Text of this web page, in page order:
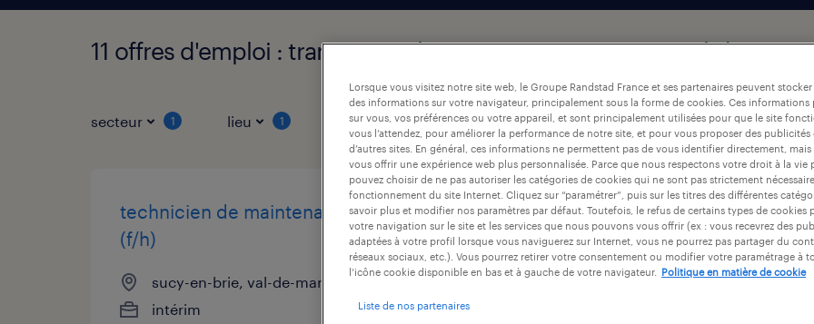
11 offres d'emploi : transport et logistique, Sucy-en-Brie, Val-de-
secteur 1 lieu 1 type de contrat durée du contrat niveau d'expérience
technicien de maintenance
(f/h)
sucy-en-brie, val-de-marne
intérim
agent de maintenance (f/h)
sucy-en-brie, val-de-marne
intérim
Lorsque vous visitez notre site web, le Groupe Randstad France et ses partenaires peuvent
des informations sur votre navigateur, principalement sous la forme de cookies. Ces informations
sur vous, vos préférences ou votre appareil, et sont principalement utilisées pour que le site
vous l’attendez, pour améliorer la performance de notre site, et pour vous proposer des publicités
d’autres sites. En général, ces informations ne permettent pas de vous identifier directement,
vous offrir une expérience web plus personnalisée. Parce que nous respectons votre droit à la vie
pouvez choisir de ne pas autoriser les catégories de cookies qui ne sont pas strictement
fonctionnement du site Internet. Cliquez sur “paramétrer”, puis sur les titres des différentes
savoir plus et modifier nos paramètres par défaut. Toutefois, le refus de certains types de cookies
votre navigation sur le site et les services que nous pouvons vous offrir (ex : vous recevrez des
adaptées à votre profil lorsque vous naviguerez sur Internet, vous ne pourrez pas partager du
réseaux sociaux, etc.). Vous pourrez retirer votre consentement ou modifier votre paramétrage à
l’icône cookie disponible en bas et à gauche de votre navigateur.
Politique en matière de cookie
Liste de nos partenaires